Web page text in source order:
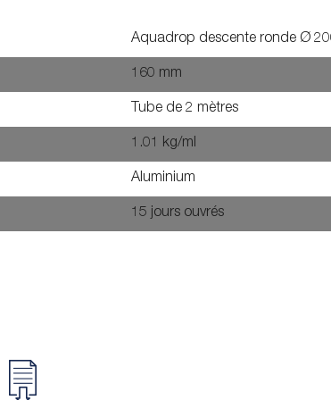
Aquadrop descente ronde Ø
160 mm
Tube de 2 mètres
1.01 kg/ml
Aluminium
15 jours ouvrés